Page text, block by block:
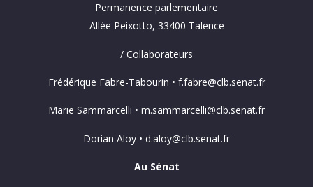
Permanence parlementaire
Allée Peixotto, 33400 Talence
/ Collaborateurs
Frédérique Fabre-Tabourin • f.fabre@clb.senat.fr
Marie Sammarcelli • m.sammarcelli@clb.senat.fr
Dorian Aloy • d.aloy@clb.senat.fr
Au Sénat